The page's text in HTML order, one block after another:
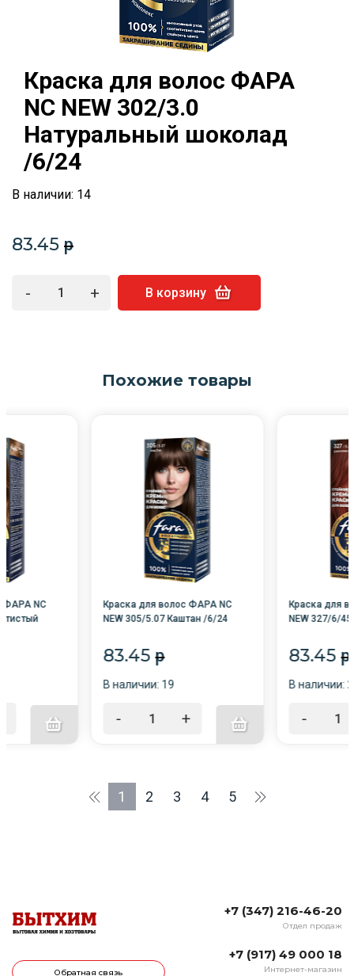
Краска для волос ФАРА
NC NEW 302/3.0
Натуральный шоколад
/6/24
В наличии: 14
83.45 p
- + В корзину
Похожие товары
ФАРА NC
Краска для волос ФАРА NC
NEW 305/5.07 Каштан /6/24
83.45 p
В наличии: 19
- +
Краска для
NEW 327/6/
83.45 p
В наличии:
-
1 2 3 4 5
Обратная связь
+7 (347) 216-46-20
Отдел продаж
+7 (917) 49 000 18
Интернет-магазин